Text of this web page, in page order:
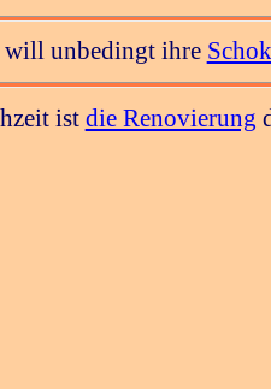
unbedingt ihre
ist die Renovierung